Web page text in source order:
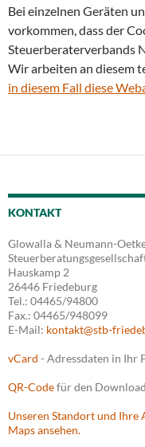
Bei einzelnen Geräten
vorkommen, dass der
Steuerberaterverbands
Wir arbeiten an diesem
in diesem Fall diese
KONTAKT
Glowalla & Neumann-
Hauskamp 2
26446 Friedeburg
Tel.: 04465/94800
Fax.: 04465/948099
E-Mail: kontakt@stb-
vCard - Adressdaten in Ihr
QR-Codefür den
Unseren Standort und Ihre
Maps ansehen.